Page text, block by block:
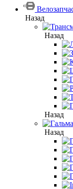
Назад
Назад
Назад
Назад